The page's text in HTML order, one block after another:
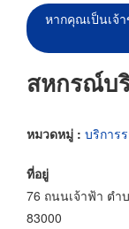
หากคุณเป็นเจ้
สหกรณ์บ
หมวดหมู่ : บริการ
ที่อยู่
76 ถนนเจ้าฟ้า ตำ
83000